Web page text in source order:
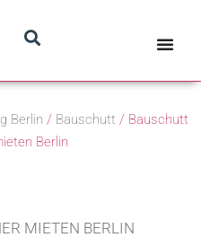
Berlin / Bauschutt / Bauschutt
Berlin
MIETEN BERLIN